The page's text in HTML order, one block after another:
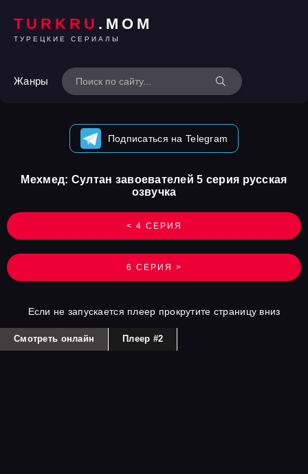
TURKRU .MOM
ТУРЕЦКИЕ СЕРИАЛЫ
Жанры
Подписаться на Telegram
< 4 СЕРИЯ
Мехмед: Султан завоевателей 5 серия русская
озвучка
6 СЕРИЯ >
Если не запускается плеер прокрутите страницу вниз
Смотреть онлайн Плеер #2